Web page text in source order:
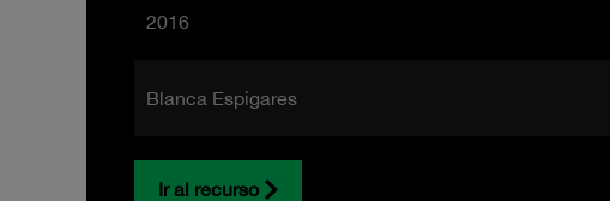
2016
Blanca Espigares
Ir al recurso